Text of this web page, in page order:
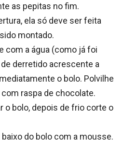
as pepitas no fim.
ela só deve ser feita
montado.
com a água (como já foi
derretido acrescente a
o bolo. Polvilhe
raspa de chocolate.
o bolo, depois de frio corte o
do bolo com a mousse.